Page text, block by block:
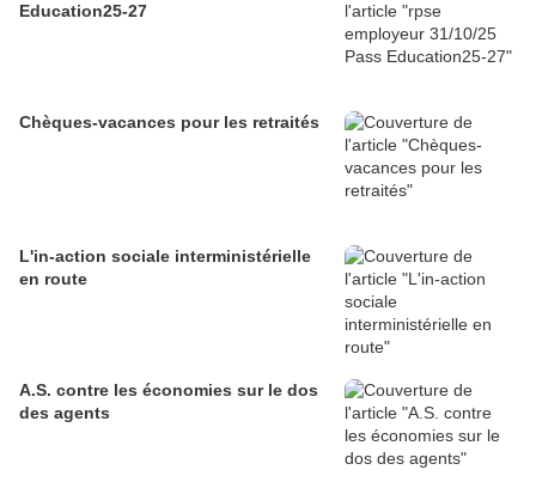
Education25-27
Chèques-vacances pour les retraités
L'in-action sociale interministérielle
en route
A.S. contre les économies sur le dos
des agents